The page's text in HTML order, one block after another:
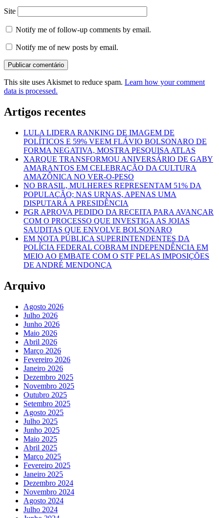
Site
Notify me of follow-up comments by email.
Notify me of new posts by email.
This site uses Akismet to reduce spam. Learn how your comment
data is processed.
Artigos recentes
LULA LIDERA RANKING DE IMAGEM DE
POLÍTICOS E 59% VEEM FLÁVIO BOLSONARO DE
FORMA NEGATIVA, MOSTRA PESQUISA ATLAS
XARQUE TRANSFORMOU ANIVERSÁRIO DE GABY
AMARANTOS EM CELEBRAÇÃO DA CULTURA
AMAZÔNICA NO VER-O-PESO
NO BRASIL, MULHERES REPRESENTAM 51% DA
POPULAÇÃO; NAS URNAS, APENAS UMA
DISPUTARÁ A PRESIDÊNCIA
PGR APROVA PEDIDO DA RECEITA PARA AVANÇAR
COM O PROCESSO QUE INVESTIGA AS JOIAS
SAUDITAS QUE ENVOLVE BOLSONARO
EM NOTA PÚBLICA SUPERINTENDENTES DA
POLÍCIA FEDERAL COBRAM INDEPENDÊNCIA EM
MEIO AO EMBATE COM O STF PELAS IMPOSIÇÕES
DE ANDRÉ MENDONÇA
Arquivo
Agosto 2026
Julho 2026
Junho 2026
Maio 2026
Abril 2026
Março 2026
Fevereiro 2026
Janeiro 2026
Dezembro 2025
Novembro 2025
Outubro 2025
Setembro 2025
Agosto 2025
Julho 2025
Junho 2025
Maio 2025
Abril 2025
Março 2025
Fevereiro 2025
Janeiro 2025
Dezembro 2024
Novembro 2024
Agosto 2024
Julho 2024